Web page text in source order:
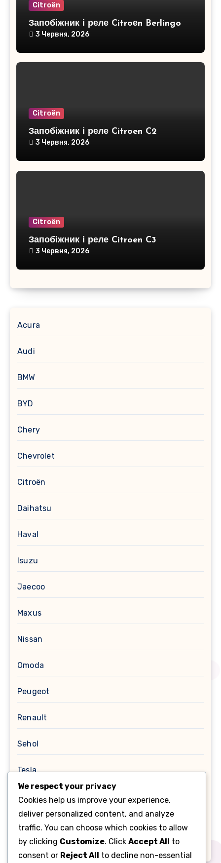
Citroën
Запобіжник і реле Citroеn Berlingo
3 Червня, 2026
Citroën
Запобіжник і реле Citroen C2
3 Червня, 2026
Citroën
Запобіжник і реле Citroen C3
3 Червня, 2026
Acura
Audi
BMW
BYD
Chery
Chevrolet
Citroën
Daihatsu
Haval
Isuzu
Jaecoo
Maxus
Nissan
Omoda
Peugeot
Renault
Sehol
Tesla
Toyota
Помилки OBD
Таnk
We respect your privacy
Cookies help us improve your experience,
deliver personalized content, and analyze
traffic. You can choose which cookies to allow
by clicking Customize. Click Accept All to
consent or Reject All to decline non-essential